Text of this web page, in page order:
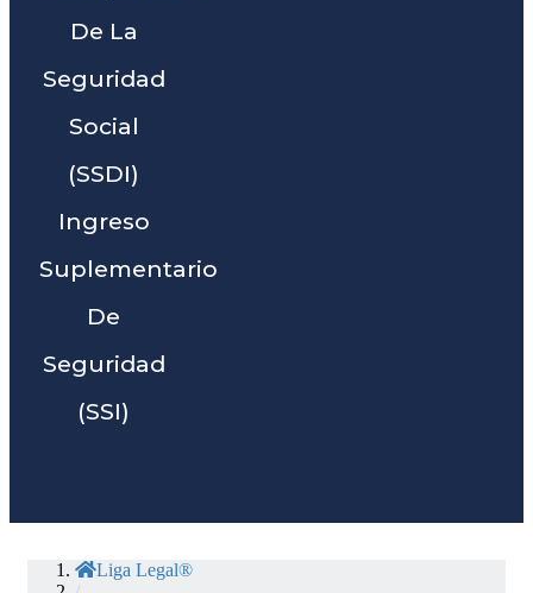
De La
Seguridad
Social
(SSDI)
Ingreso
Suplementario
De
Seguridad
(SSI)
Liga Legal®